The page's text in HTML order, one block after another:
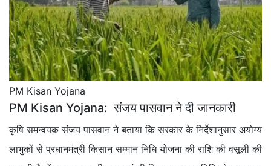
PM Kisan Yojana
PM Kisan Yojana: संजय पासवान ने दी जानकारी
कृषि समन्वयक संजय पासवान ने बताया कि सरकार के निर्देशानुसार अयोग्य
लाभुकों से प्रधानमंत्री किसान सम्मान निधि योजना की राशि की वसूली की